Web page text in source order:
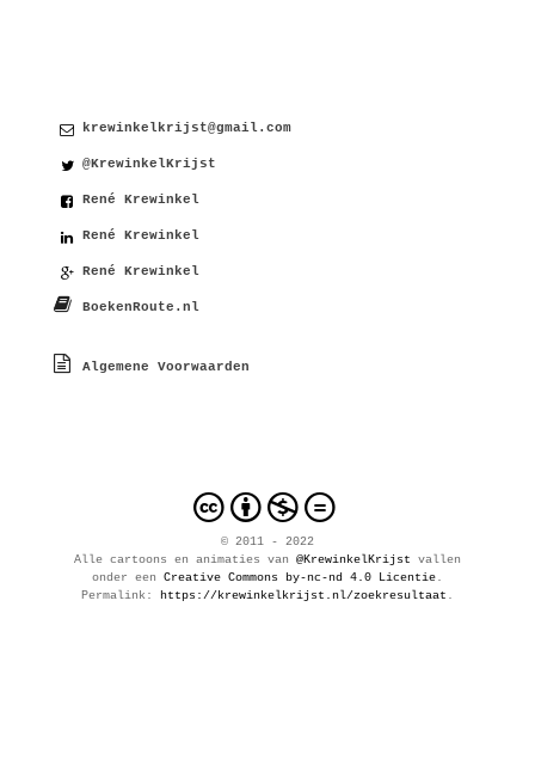
krewinkelkrijst@gmail.com
@KrewinkelKrijst
René Krewinkel
René Krewinkel
René Krewinkel
BoekenRoute.nl
Algemene Voorwaarden
cbnd
© 2011 - 2022
Alle cartoons en animaties van @KrewinkelKrijst vallen
onder een Creative Commons by-nc-nd 4.0 Licentie.
Permalink: https://krewinkelkrijst.nl/zoekresultaat .